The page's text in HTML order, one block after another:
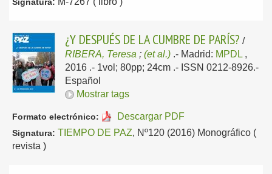
¿Y DESPUÉS DE LA CUMBRE DE PARÍS? /
RIBERA, Teresa ; (et al.) .- Madrid: MPDL ,
2016 .- 1vol; 80pp; 24cm .- ISSN 0212-8926.-
Español
Mostrar tags
Formato electrónico: Descargar PDF
Signatura: TIEMPO DE PAZ, Nº120 (2016) Monográfico (
revista )